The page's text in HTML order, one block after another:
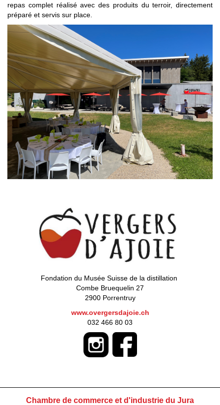
repas complet réalisé avec des produits du terroir, directement
préparé et servis sur place.
Fondation du Musée Suisse de la distillation
Combe Bruequelin 27
2900 Porrentruy
www.overgersdajoie.ch
032 466 80 03
Chambre de commerce et d'industrie du Jura